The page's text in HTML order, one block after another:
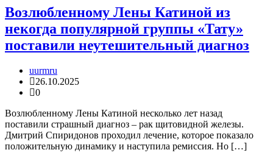
Возлюбленному Лены Катиной из
некогда популярной группы «Тату»
поставили неутешительный диагноз
uurmru
26.10.2025
0
Возлюбленному Лены Катиной несколько лет назад
поставили страшный диагноз – рак щитовидной железы.
Дмитрий Спиридонов проходил лечение, которое показало
положительную динамику и наступила ремиссия. Но […]